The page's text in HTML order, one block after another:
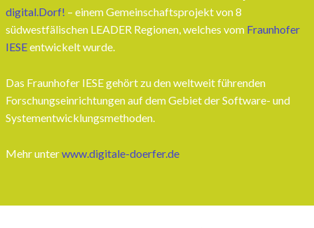
digital.Dorf! – einem Gemeinschaftsprojekt von 8
südwestfälischen LEADER Regionen, welches vom Fraunhofer
IESEentwickelt wurde.
Das Fraunhofer IESE gehört zu den weltweit führenden
Forschungseinrichtungen auf dem Gebiet der Software- und
Systementwicklungsmethoden.
Mehr unterwww.digitale-doerfer.de